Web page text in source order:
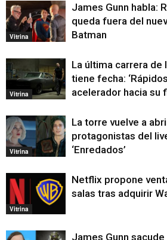
Vitrina
James Gunn habla:
queda fuera del
Batman
Vitrina
La última carrera
tiene fecha:
acelerador hacia su
Vitrina
La torre vuelve a
protagonistas del
‘Enredados’
Vitrina
Netflix propone
salas tras adquirir
James Gunn